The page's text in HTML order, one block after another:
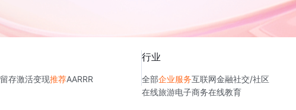
留存激活变现推荐AARRR
行业
全部企业服务互联网金融社交/社区
在线旅游电子商务在线教育